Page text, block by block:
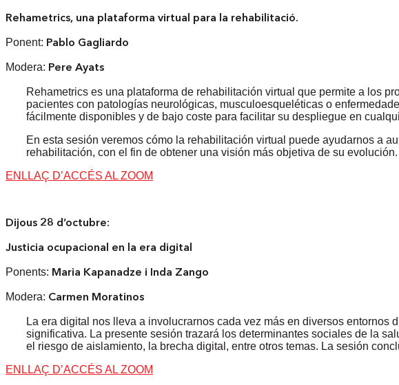
Rehametrics, una plataforma virtual para la rehabilitació.
Ponent: Pablo Gagliardo
Modera: Pere Ayats
Rehametrics es una plataforma de rehabilitación virtual que permite a los
pacientes con patologías neurológicas, musculoesqueléticas o
fácilmente disponibles y de bajo coste para facilitar su despliegue en
En esta sesión veremos cómo la rehabilitación virtual puede ayudarnos a
rehabilitación, con el fin de obtener una visión más objetiva de su evolución.
ENLLAÇ D’ACCÉS AL ZOOM
Dijous 28 d’octubre:
Justicia ocupacional en la era digital
Ponents: Maria Kapanadze i Inda Zango
Modera: Carmen Moratinos
La era digital nos lleva a involucrarnos cada vez más en diversos
significativa. La presente sesión trazará los determinantes sociales de la
el riesgo de aislamiento, la brecha digital, entre otros temas. La sesión
ENLLAÇ D’ACCÉS AL ZOOM